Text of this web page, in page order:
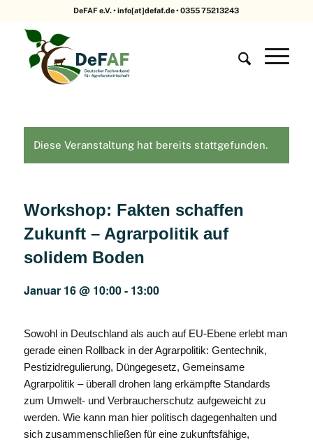
DeFAF e.V. • info[at]defaf.de • 0355 75213243
Diese Veranstaltung hat bereits stattgefunden.
Workshop: Fakten schaffen
Zukunft – Agrarpolitik auf
solidem Boden
Januar 16 @ 10:00- 13:00
Sowohl in Deutschland als auch auf EU-Ebene erlebt man
gerade einen Rollback in der Agrarpolitik: Gentechnik,
Pestizidregulierung, Düngegesetz, Gemeinsame
Agrarpolitik – überall drohen lang erkämpfte Standards
zum Umwelt- und Verbraucherschutz aufgeweicht zu
werden. Wie kann man hier politisch dagegenhalten und
sich zusammenschließen für eine zukunftsfähige,